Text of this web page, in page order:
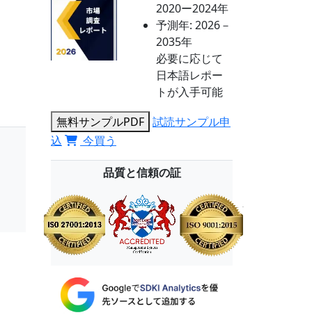
2020ー2024年
予測年: 2026－
2035年
必要に応じて
日本語レポー
トが入手可能
無料サンプルPDF 試読サンプル申
込
今買う
品質と信頼の証